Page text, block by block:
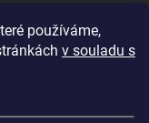
používáme,
v souladu s
o nových